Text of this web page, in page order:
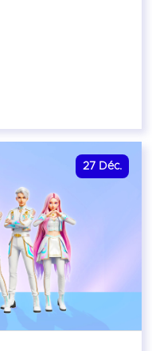
27 Déc.